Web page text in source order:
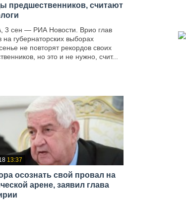
предшественников, считают
сен — РИА Новости. Врио глав
на губернаторских выборах
не повторят рекордов своих
но это и не нужно, счит...
13:37
осознать свой провал на
арене, заявил глава